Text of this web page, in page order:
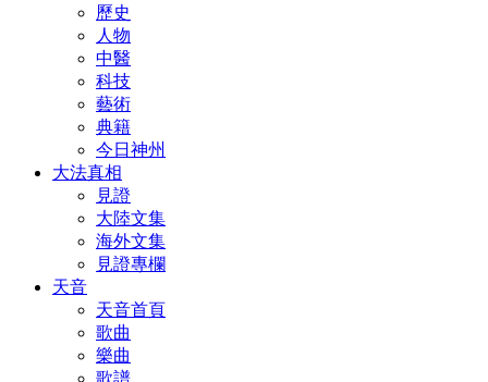
歷史
人物
中醫
科技
藝術
典籍
今日神州
大法真相
見證
大陸文集
海外文集
見證專欄
天音
天音首頁
歌曲
樂曲
歌譜